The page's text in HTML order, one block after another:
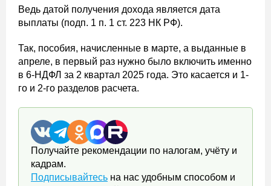
Ведь датой получения дохода является дата
выплаты (подп. 1 п. 1 ст. 223 НК РФ).
Так, пособия, начисленные в марте, а выданные в
апреле, в первый раз нужно было включить именно
в 6-НДФЛ за 2 квартал 2025 года. Это касается и 1-
го и 2-го разделов расчета.
Получайте рекомендации по налогам, учёту и
кадрам.
Подписывайтесь на нас удобным способом и